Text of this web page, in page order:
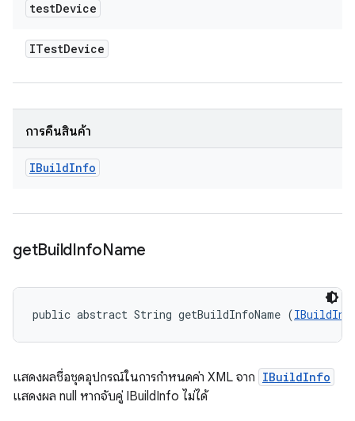
testDevice
ITestDevice
การคืนสินค้า
IBuildInfo
getBuildInfoName
public abstract String getBuildInfoName (
แสดงผลชื่อชุดอุปกรณ์ในการกำหนดค่า XML จาก IBuildInfo
แสดงผล null หากจับคู่ IBuildInfo ไม่ได้